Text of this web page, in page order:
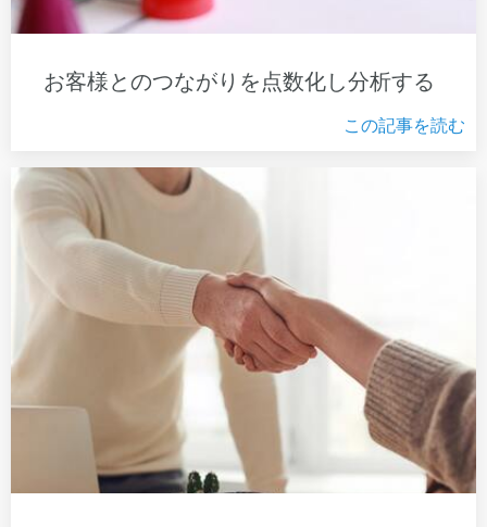
お客様とのつながりを点数化し分析する
この記事を読む